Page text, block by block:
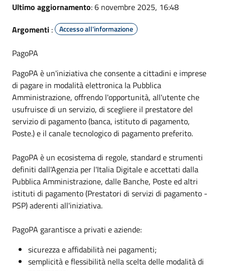
Ultimo aggiornamento: 6 novembre 2025, 16:48
Argomenti : Accesso all'informazione
PagoPA
PagoPA è un'iniziativa che consente a cittadini e imprese
di pagare in modalità elettronica la Pubblica
Amministrazione, offrendo l'opportunità, all'utente che
usufruisce di un servizio, di scegliere il prestatore del
servizio di pagamento (banca, istituto di pagamento,
Poste.) e il canale tecnologico di pagamento preferito.
PagoPA è un ecosistema di regole, standard e strumenti
definiti dall'Agenzia per l'Italia Digitale e accettati dalla
Pubblica Amministrazione, dalle Banche, Poste ed altri
istituti di pagamento (Prestatori di servizi di pagamento -
PSP) aderenti all'iniziativa.
PagoPA garantisce a privati e aziende:
sicurezza e affidabilità nei pagamenti;
semplicità e flessibilità nella scelta delle modalità di